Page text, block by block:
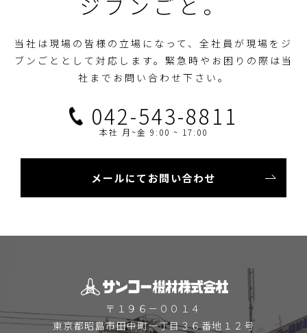
当社は現場の皆様の立場になって、全社員が現場をジ
ブンごととして対応します。 緊急時やお困りの際は当
社までお問い合わせ下さい。
042-543-8811
本社 月~金 9:00 ~ 17:00
メールにてお問い合わせ
〒１９６－００１４
東京都昭島市田中町一丁目３６番地１２号